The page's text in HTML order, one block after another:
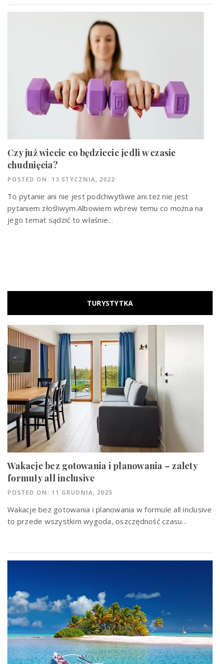
Czy już wiecie co będziecie jedli w czasie
chudnięcia?
POSTED ON: 13 STYCZNIA, 2022
To pytanie ani nie jest podchwytliwe ani też nie jest
pytaniem złośliwym.Albowiem wbrew temu co można na
jego temat sądzić to właśnie...
TURYSTYTKA
Wakacje bez gotowania i planowania – zalety
formuły all inclusive
POSTED ON: 11 GRUDNIA, 2025
Wakacje bez gotowania i planowania w formule all inclusive
to przede wszystkim wygoda, oszczędność czasu...